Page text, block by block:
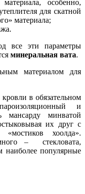
материала, особенно,
для скатной
материала;
все эти параметры
минеральная вата.
материалом для
в обязательном
и
мансарду минватой
их друг с
хоолда».
– стекловата,
наиболее популярные